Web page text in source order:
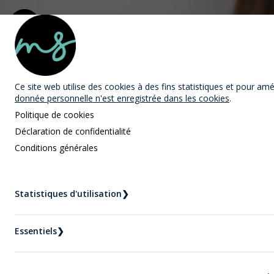
MAST Avocats
Accueil
Nouvelles
aider
Ce site web utilise des cookies à des fins statistiques et pour
donnée personnelle n'est enregistrée dans les cookies.
Politique de cookies
Déclaration de confidentialité
Conditions générales
Statistiques d'utilisation❯
Essentiels❯